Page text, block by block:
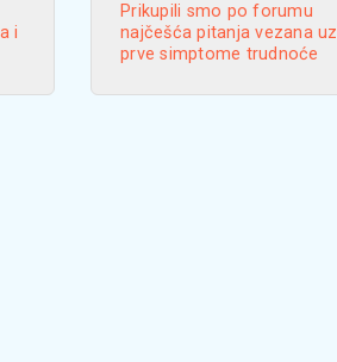
i
Prikupili smo po forumu
najčešća pitanja vezana uz
prve simptome trudnoće